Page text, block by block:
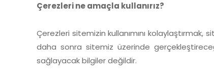
Çerezleri ne amaçla kullanırız?
Çerezleri sitemizin kullanımını
daha sonra sitemiz üzerinde
sağlayacak bilgiler değildir.